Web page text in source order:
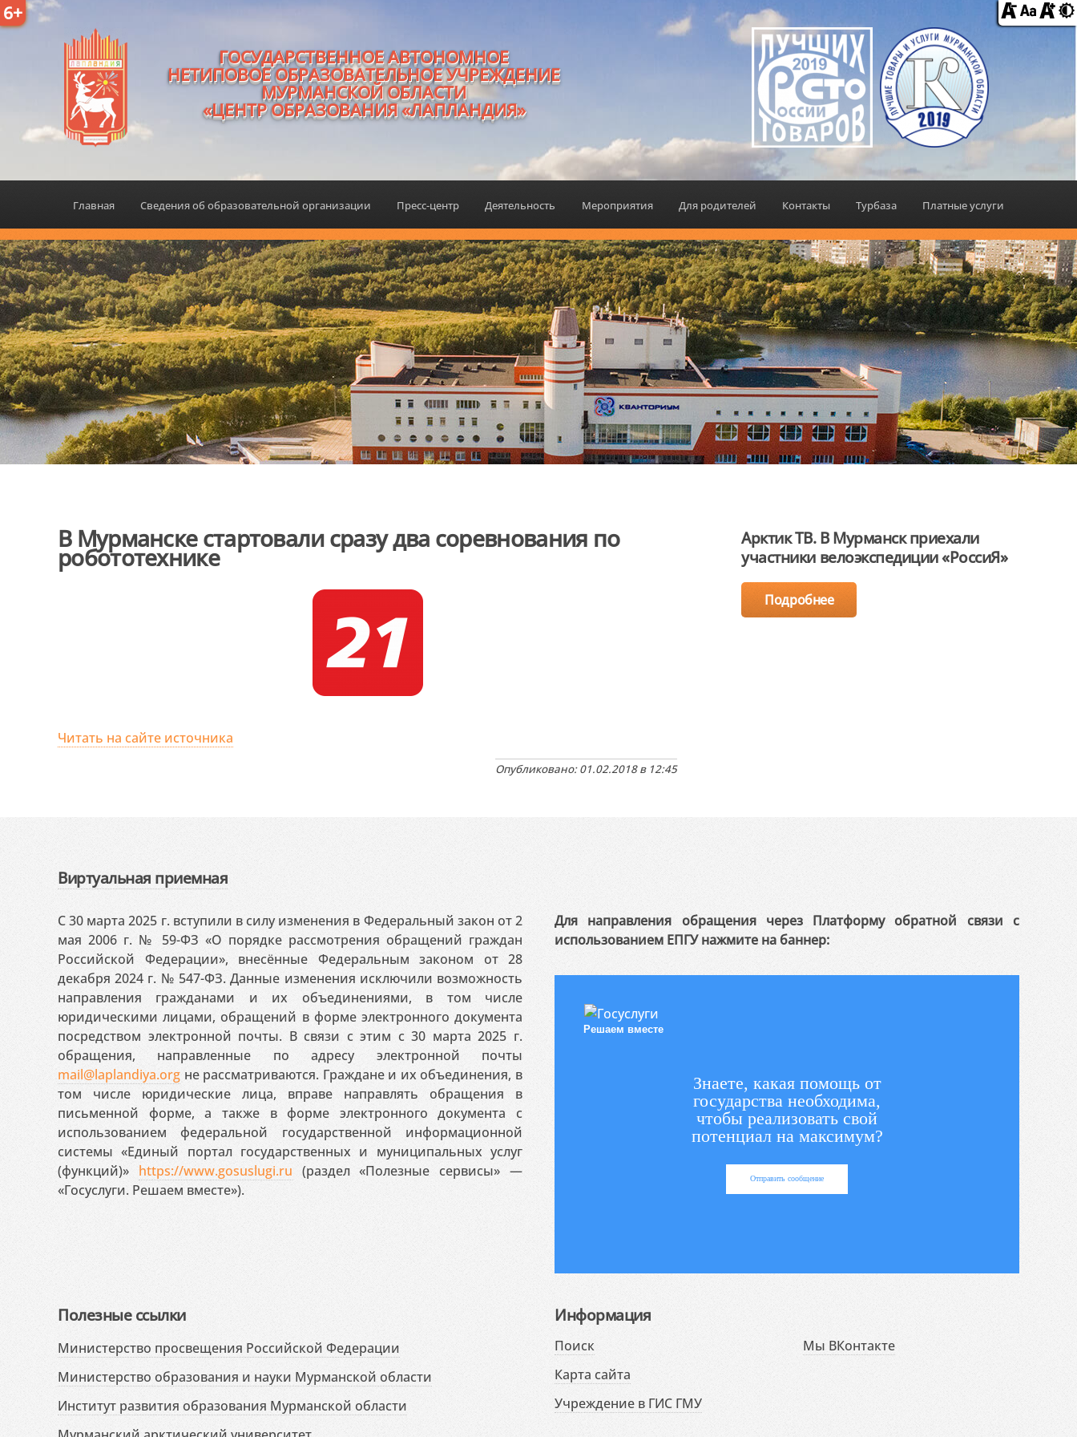
6+
ГОСУДАРСТВЕННОЕ АВТОНОМНОЕ
НЕТИПОВОЕ ОБРАЗОВАТЕЛЬНОЕ УЧРЕЖДЕНИЕ
МУРМАНСКОЙ ОБЛАСТИ
«ЦЕНТР ОБРАЗОВАНИЯ «ЛАПЛАНДИЯ»
Главная Сведения об образовательной организации Пресс-центр Деятельность Мероприятия Для родителей Контакты Турбаза Платные услуги
В Мурманске стартовали сразу два соревнования по
робототехнике
Читать на сайте источника
Опубликовано: 01.02.2018 в 12:45
Арктик ТВ. В Мурманск приехали
участники велоэкспедиции «РоссиЯ»
Подробнее
Виртуальная приемная
С 30 марта 2025 г. вступили в силу изменения в Федеральный закон от 2
мая 2006 г. № 59-ФЗ «О порядке рассмотрения обращений граждан
Российской Федерации», внесённые Федеральным законом от 28
декабря 2024 г. № 547-ФЗ. Данные изменения исключили возможность
направления гражданами и их объединениями, в том числе
юридическими лицами, обращений в форме электронного документа
посредством электронной почты. В связи с этим с 30 марта 2025 г.
обращения, направленные по адресу электронной почты
mail@laplandiya.org не рассматриваются. Граждане и их объединения, в
том числе юридические лица, вправе направлять обращения в
письменной форме, а также в форме электронного документа с
использованием федеральной государственной информационной
системы «Единый портал государственных и муниципальных услуг
(функций)» https://www.gosuslugi.ru (раздел «Полезные сервисы» —
«Госуслуги. Решаем вместе»).
Для направления обращения через Платформу обратной связи с
использованием ЕПГУ нажмите на баннер:
Решаем вместе
Знаете, какая помощь от
государства необходима,
чтобы реализовать свой
потенциал на максимум?
Отправить сообщение
Полезные ссылки
Министерство просвещения Российской Федерации
Министерство образования и науки Мурманской области
Институт развития образования Мурманской области
Информация
Поиск
Карта сайта
Учреждение в ГИС ГМУ
Мы ВКонтакте